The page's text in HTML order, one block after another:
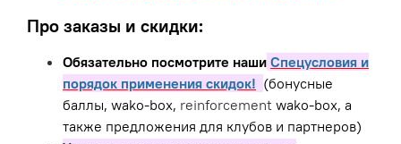
Про заказы и скидки:
Обязательно посмотрите наши Спецусловия и
порядок применения скидок! (бонусные
баллы, wako-box, reinforcement wako-box, а
также предложения для клубов и партнеров)